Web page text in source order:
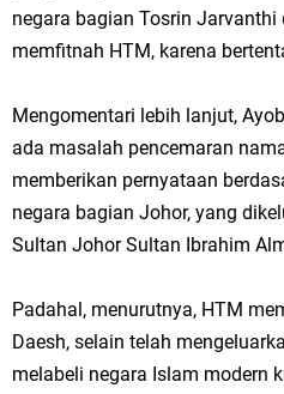
negara bagian Tosrin
memfitnah HTM, karena
Mengomentari lebih lanjut,
ada masalah pencemaran
memberikan pernyataan
negara bagian Johor, yang
Sultan Johor Sultan Ibrahim
Padahal, menurutnya, HTM
Daesh, selain telah
melabeli negara Islam modern